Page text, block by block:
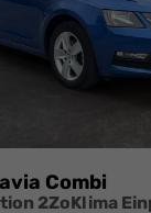
Combi